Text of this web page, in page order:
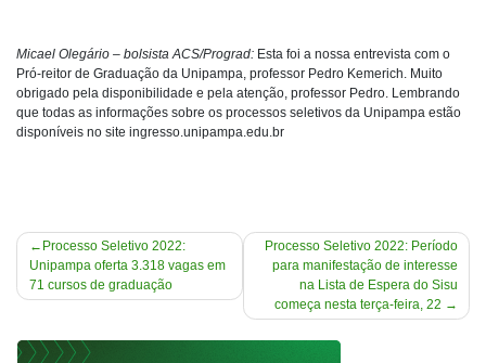
Micael Olegário – bolsista ACS/Prograd: Esta foi a nossa entrevista com o
Pró-reitor de Graduação da Unipampa, professor Pedro Kemerich. Muito
obrigado pela disponibilidade e pela atenção, professor Pedro. Lembrando
que todas as informações sobre os processos seletivos da Unipampa estão
disponíveis no site ingresso.unipampa.edu.br
Navegação
de
Post
Processo Seletivo 2022:
Unipampa oferta 3.318 vagas em
71 cursos de graduação
Processo Seletivo 2022: Período
para manifestação de interesse
na Lista de Espera do Sisu
começa nesta terça-feira, 22